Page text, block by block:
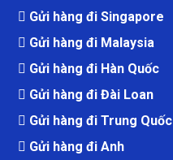
Gửi hàng đi Singapore
Gửi hàng đi Malaysia
Gửi hàng đi Hàn Quốc
Gửi hàng đi Đài Loan
Gửi hàng đi Trung Quốc
Gửi hàng đi Anh